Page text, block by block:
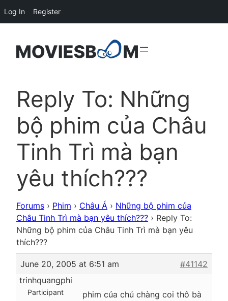
Reply To: Những
bộ phim của Châu
Tinh Trì mà bạn
yêu thích???
Forums › Phim › Châu Á › Những bộ phim của
Châu Tinh Trì mà bạn yêu thích??? › Reply To:
Những bộ phim của Châu Tinh Trì mà bạn yêu
thích???
June 20, 2005 at 6:51 am
#41142
trinhquangphi
Participant
phim của chú chàng coi thô bà
Log In Register